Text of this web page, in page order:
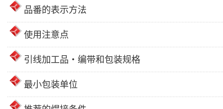
品番的表示方法
使用注意点
引线加工品・编带和包装规格
最小包装单位